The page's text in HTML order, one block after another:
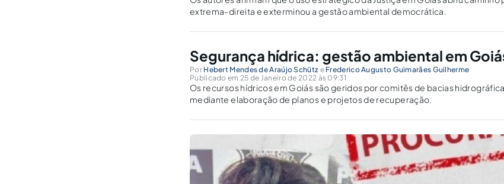
extrema-direita e exterminou a gestão ambiental democrática.
Segurança hídrica: gestão ambiental em
Por Hebert Mendes de Araújo Schütz e Frederico Augusto Guimarães Guilherme
Publicado em 25 de Janeiro de 2022 às 09:31
Os recursos hídricos em Goiás são geridos por comitês de bacias
mediante elaboração de planos e projetos de recuperação.